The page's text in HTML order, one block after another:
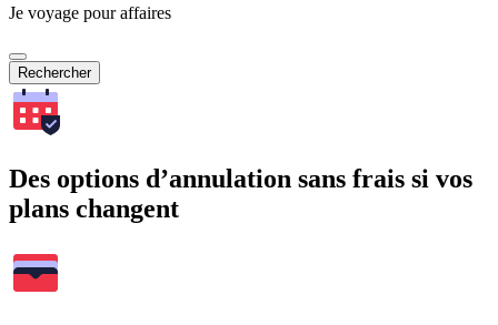
Je voyage pour affaires
Rechercher
Des options d’annulation sans frais si vos
plans changent